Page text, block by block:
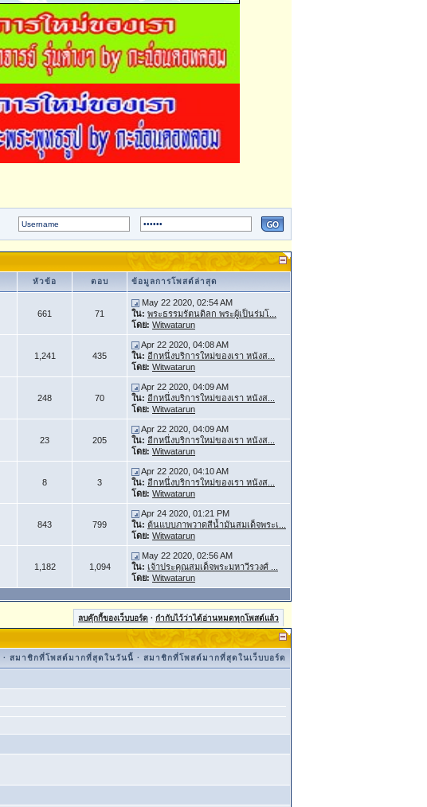
หัวข้อ ตอบ ข้อมูลการโพสต์ล่าสุด
661 71
May 22 2020, 02:54 AM
ใน: พระธรรมรัตนดิลก พระผู้เป็นร่มโ...
โดย: Witwatarun
1,241 435
Apr 22 2020, 04:08 AM
ใน: อีกหนึ่งบริการใหม่ของเรา หนังส...
โดย: Witwatarun
248 70
Apr 22 2020, 04:09 AM
ใน: อีกหนึ่งบริการใหม่ของเรา หนังส...
โดย: Witwatarun
23 205
Apr 22 2020, 04:09 AM
ใน: อีกหนึ่งบริการใหม่ของเรา หนังส...
โดย: Witwatarun
8 3
Apr 22 2020, 04:10 AM
ใน: อีกหนึ่งบริการใหม่ของเรา หนังส...
โดย: Witwatarun
843 799
Apr 24 2020, 01:21 PM
ใน: ต้นแบบภาพวาดสีน้ำมันสมเด็จพระเ...
โดย: Witwatarun
1,182 1,094
May 22 2020, 02:56 AM
ใน: เจ้าประคุณสมเด็จพระมหาวีรวงศ์ ...
โดย: Witwatarun
ลบคุ๊กกี้ของเว็บบอร์ด · กำกับไว้ว่าได้อ่านหมดทุกโพสต์แล้ว
· สมาชิกที่โพสต์มากที่สุดในวันนี้ · สมาชิกที่โพสต์มากที่สุดในเว็บบอร์ด